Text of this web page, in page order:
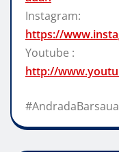
Instagram:
https://
Youtube :
http://